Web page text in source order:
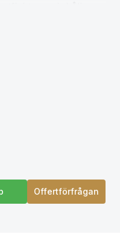
Torktumla ej.
Klippan
Offertförfrågan